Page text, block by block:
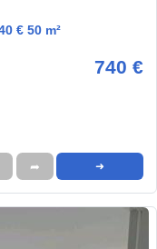
€ 50 m²
740 €
➦ ➜